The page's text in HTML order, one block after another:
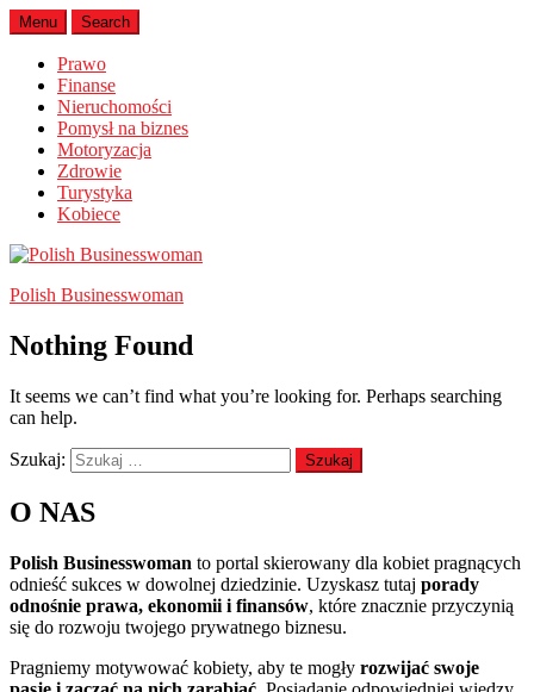
Menu Search
Prawo
Finanse
Nieruchomości
Pomysł na biznes
Motoryzacja
Zdrowie
Turystyka
Kobiece
Polish Businesswoman
Nothing Found
It seems we can’t find what you’re looking for. Perhaps searching
can help.
Szukaj:
O NAS
Polish Businesswoman to portal skierowany dla kobiet pragnących
odnieść sukces w dowolnej dziedzinie. Uzyskasz tutaj porady
odnośnie prawa, ekonomii i finansów, które znacznie przyczynią
się do rozwoju twojego prywatnego biznesu.
Pragniemy motywować kobiety, aby te mogły rozwijać swoje